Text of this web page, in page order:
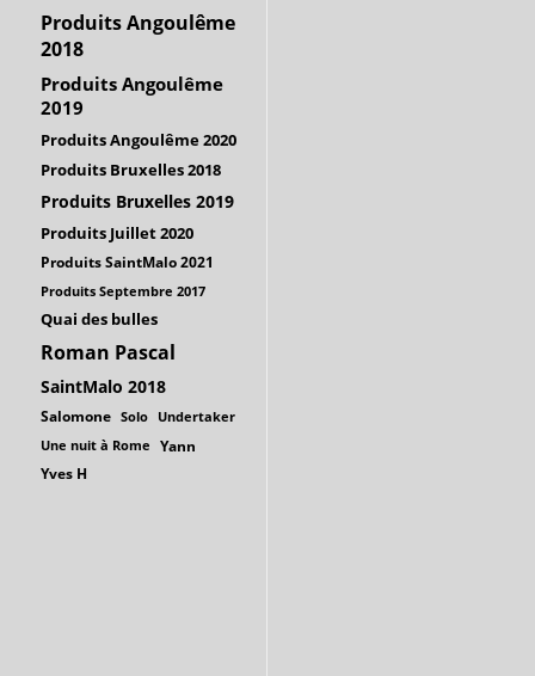
Produits Angoulême
2018
Produits Angoulême
2019
Produits Angoulême 2020
Produits Bruxelles 2018
Produits Bruxelles 2019
Produits Juillet 2020
Produits SaintMalo 2021
Produits Septembre 2017
Quai des bulles
Roman Pascal
SaintMalo 2018
Salomone Solo Undertaker
Une nuit à Rome Yann
Yves H